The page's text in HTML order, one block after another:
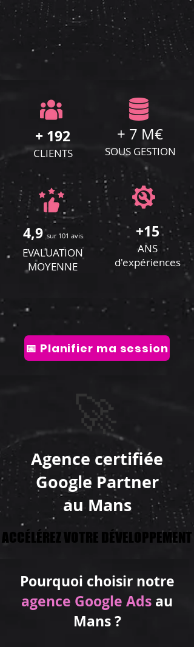
+ 192
CLIENTS
+ 7 M€
SOUS GESTION
4,9 sur 101 avis
EVALUATION
MOYENNE
+15
ANS
d'expériences
📅 Planifier ma session
🚀
Agence certifiée
Google Partner
au Mans​
ACCÉLÉREZ VOTRE DÉVELOPPEMENT
ACCÉLÉREZ VOTRE DÉVELOPPEMENT
Pourquoi choisir notre
agence Google Ads au
Mans ?